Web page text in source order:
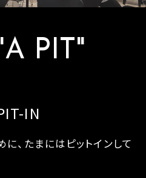
PIT"
IN
、たまにはピットインして